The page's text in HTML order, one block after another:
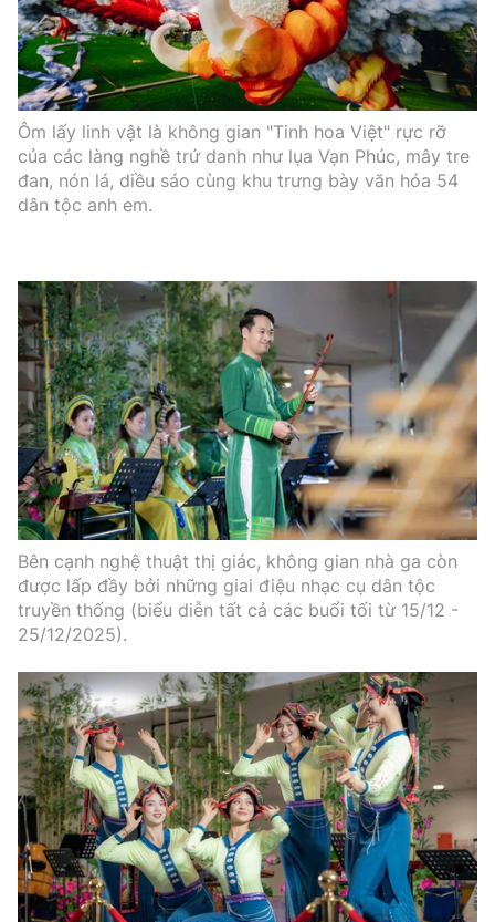
Ôm lấy linh vật là không gian "Tinh hoa Việt" rực rỡ
của các làng nghề trứ danh như lụa Vạn Phúc, mây tre
đan, nón lá, diều sáo cùng khu trưng bày văn hóa 54
dân tộc anh em.
Bên cạnh nghệ thuật thị giác, không gian nhà ga còn
được lấp đầy bởi những giai điệu nhạc cụ dân tộc
truyền thống (biểu diễn tất cả các buổi tối từ 15/12 -
25/12/2025).